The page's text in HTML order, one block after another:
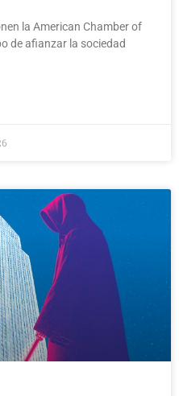
la American Chamber of
de afianzar la sociedad